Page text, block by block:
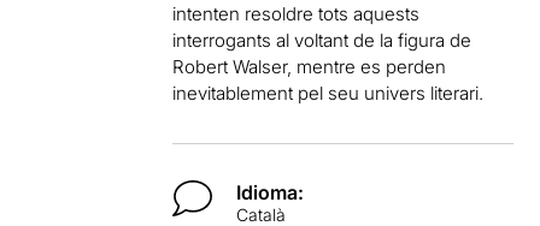
intenten resoldre tots aquests
interrogants al voltant de la figura de
Robert Walser, mentre es perden
inevitablement pel seu univers literari.
Idioma:
Català